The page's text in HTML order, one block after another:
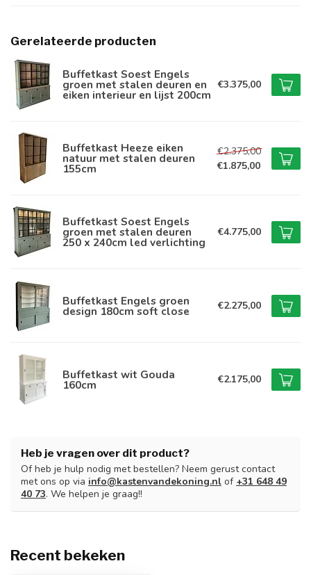
Gerelateerde producten
Buffetkast Soest Engels
groen met stalen deuren en
eiken interieur en lijst 200cm
€3.375,00
Buffetkast Heeze eiken
natuur met stalen deuren
155cm
€2.375,00
€1.875,00
Buffetkast Soest Engels
groen met stalen deuren
250 x 240cm led verlichting
€4.775,00
Buffetkast Engels groen
design 180cm soft close €2.275,00
Buffetkast wit Gouda
160cm €2.175,00
Heb je vragen over dit product?
Of heb je hulp nodig met bestellen? Neem gerust contact
met ons op via info@kastenvandekoning.nl of +31 648 49
40 73. We helpen je graag!!
Recent bekeken